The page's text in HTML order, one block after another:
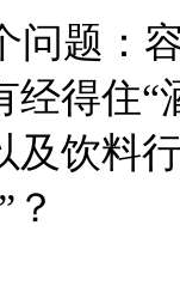
题：
经得住
及饮料